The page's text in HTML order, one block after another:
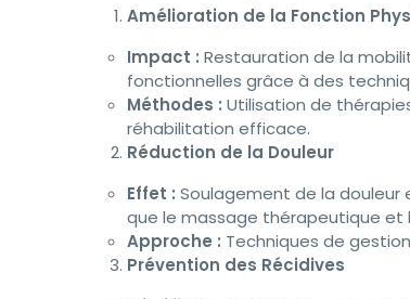
Amélioration de la Fonction
Impact : Restauration de la
fonctionnelles grâce à des
Méthodes : Utilisation de
réhabilitation efficace.
Réduction de la Douleur
Effet : Soulagement de la
que le massage thérapeutique et
Approche : Techniques de
Prévention des Récidives